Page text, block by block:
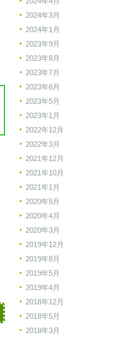
2024年3月
2024年1月
2023年9月
2023年8月
2023年7月
2023年6月
2023年5月
2023年1月
2022年12月
2022年3月
2021年12月
2021年10月
2021年1月
2020年5月
2020年4月
2020年3月
2019年12月
2019年8月
2019年5月
2019年4月
2018年12月
2018年5月
2018年3月